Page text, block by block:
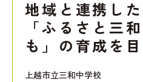
地域と連携し
「ふるさと三
も」の育成を
上越市立三和中学校